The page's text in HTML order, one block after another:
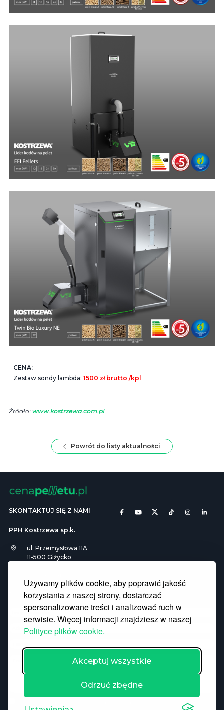
Używamy plików cookie, aby poprawić jakość
korzystania z naszej strony, dostarczać
spersonalizowane treści i analizować ruch w
serwisie. Więcej informacji znajdziesz w naszej
Polityce plików cookie.
Akceptuj wszystkie
Odrzuć zbędne
CENA:
Zestaw sondy lambda: 1500 zł brutto /kpl
Źródło: www.kostrzewa.com.pl
Powrót do listy aktualności
SKONTAKTUJ SIĘ Z NAMI
PPH Kostrzewa sp.k.
ul. Przemysłowa 11A
11-500 Giżycko
Pliki Cookies RODO